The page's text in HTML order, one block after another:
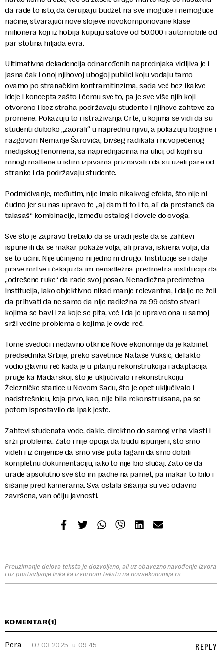
da rade to isto, da čerupaju budžet na sve moguće i nemoguće
načine, stvarajući nove slojeve novokomponovane klase
milionera koji iz hobija kupuju satove od 50.000 i automobile od
par stotina hiljada evra.
Ultimativna dekadencija odnarođenih naprednjaka vidljiva je i
jasna čak i onoj njihovoj ubogoj publici koju vodaju tamo-
ovamo po stranačkim kontramitinzima, sada već bez ikakve
ideje i koncepta zašto i čemu sve to, pa je sve više njih koji
otvoreno i bez straha podržavaju studente i njihove zahteve za
promene. Pokazuju to i istraživanja Crte, u kojima se vidi da su
studenti duboko „zaorali“ u naprednu njivu, a pokazuju bogme i
razgovori Nemanje Šarovića, bivšeg radikala i novopečenog
medijskog fenomena, sa naprednjacima na ulici, od kojih su
mnogi maltene u istim izjavama priznavali i da su uzeli pare od
stranke i da podržavaju studente.
Podmićivanje, međutim, nije imalo nikakvog efekta, što nije ni
čudno jer su nas upravo te „aj dam ti to i to, al’ da prestaneš da
talasaš“ kombinacije, između ostalog i dovele do ovoga.
Sve što je zapravo trebalo da se uradi jeste da se zahtevi
ispune ili da se makar pokaže volja, ali prava, iskrena volja, da
se to učini. Nije učinjeno ni jedno ni drugo. Institucije se i dalje
prave mrtve i čekaju da im nenadležna predmetna institucija da
„odrešene ruke“ da rade svoj posao. Nenadležna predmetna
institucija, iako objektivno nikad manje relevantna, i dalje ne želi
da prihvati da ne samo da nije nadležna za 99 odsto stvari
kojima se bavi i za koje se pita, već i da je upravo ona u samoj
srži većine problema o kojima je ovde reč.
Tome svedoči i nedavno otkriće Nove ekonomije da je kabinet
predsednika Srbije, preko savetnice Nataše Vukšić, defakto
vodio glavnu reč kada je u pitanju rekonstrukcija i adaptacija
pruge ka Mađarskoj, što je uključivalo i rekonstrukciju
Železničke stanice u Novom Sadu, što je opet uključivalo i
nadstrešnicu, koja prvo, kao, nije bila rekonstruisana, pa se
potom ispostavilo da ipak jeste.
Zahtevi studenata vode, dakle, direktno do samog vrha vlasti i
srži problema. Zato i nije opcija da budu ispunjeni, što smo
videli i iz činjenice da smo više puta lagani da smo dobili
kompletnu dokumentaciju, iako to nije bio slučaj. Zato će da
urade apsolutno sve što im padne na pamet, pa makar to bilo i
šišanje pred kamerama. Sva ostala šišanja su već odavno
završena, van očiju javnosti.
Preuzimanje delova teksta je dozvoljeno, ali uz obavezno navođenje izvora
i uz postavljanje linka ka izvornom tekstu na novaekonomija.rs
KOMENTAR(1)
Pera 07.03.2025. u 09:45 REPLY